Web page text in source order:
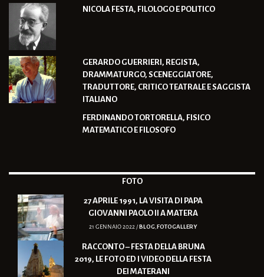
NICOLA FESTA, FILOLOGO E POLITICO
GERARDO GUERRIERI, REGISTA,
DRAMMATURGO, SCENEGGIATORE,
TRADUTTORE, CRITICO TEATRALE E SAGGISTA
ITALIANO
FERDINANDO TORTORELLA, FISICO
MATEMATICO E FILOSOFO
FOTO
27 APRILE 1991, LA VISITA DI PAPA
GIOVANNI PAOLO II A MATERA
21 GENNAIO 2022 /BLOG ,FOTOGALLERY
RACCONTO – FESTA DELLA BRUNA
2019, LE FOTO ED I VIDEO DELLA FESTA
DEI MATERANI